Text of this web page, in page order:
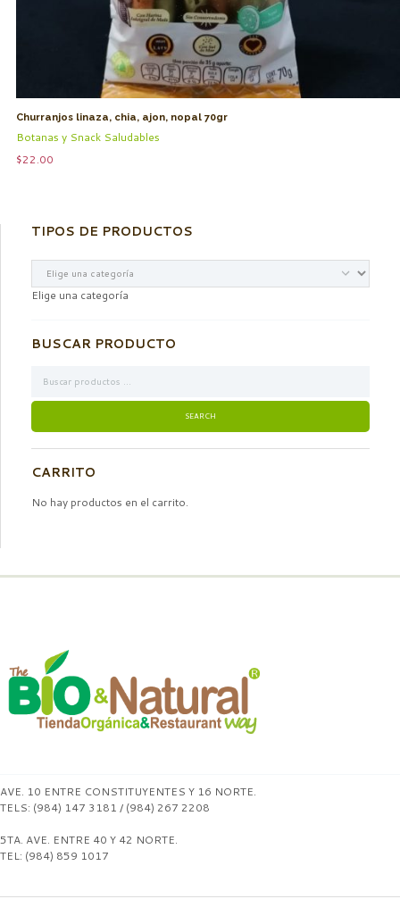
Churranjos linaza, chia, ajon, nopal 70gr
Botanas y Snack Saludables
$22.00
TIPOS DE PRODUCTOS
Elige una categoría
BUSCAR PRODUCTO
CARRITO
No hay productos en el carrito.
AVE. 10 ENTRE CONSTITUYENTES Y 16 NORTE.
TELS: (984) 147 3181 / (984) 267 2208
5TA. AVE. ENTRE 40 Y 42 NORTE.
TEL: (984) 859 1017